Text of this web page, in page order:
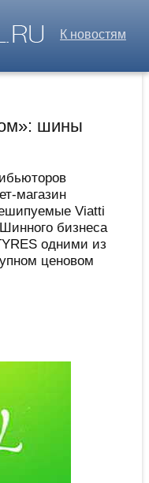
К новостям
шины
магазин
Viatti
бизнеса
одними из
ценовом